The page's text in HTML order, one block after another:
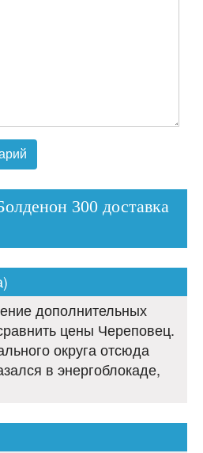
300 доставка
дополнительных
цены Череповец.
округа отсюда
в энергоблокаде,